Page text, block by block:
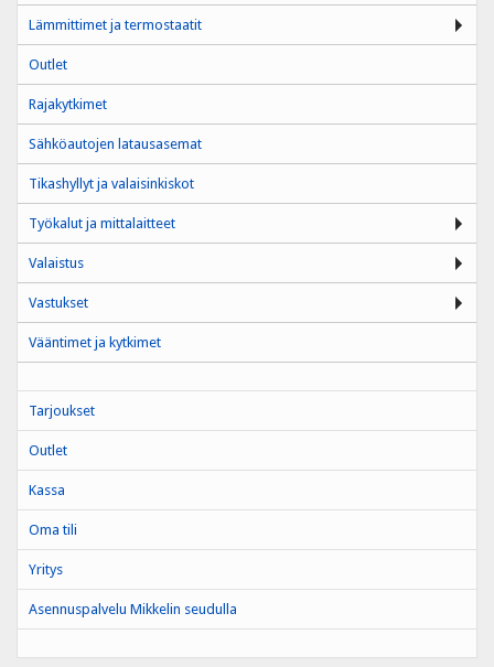
Lämmittimet ja termostaatit
Outlet
Rajakytkimet
Sähköautojen latausasemat
Tikashyllyt ja valaisinkiskot
Työkalut ja mittalaitteet
Valaistus
Vastukset
Vääntimet ja kytkimet
Tarjoukset
Outlet
Kassa
Oma tili
Yritys
Asennuspalvelu Mikkelin seudulla